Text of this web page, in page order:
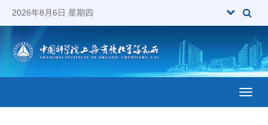
2026年8月6日 星期四